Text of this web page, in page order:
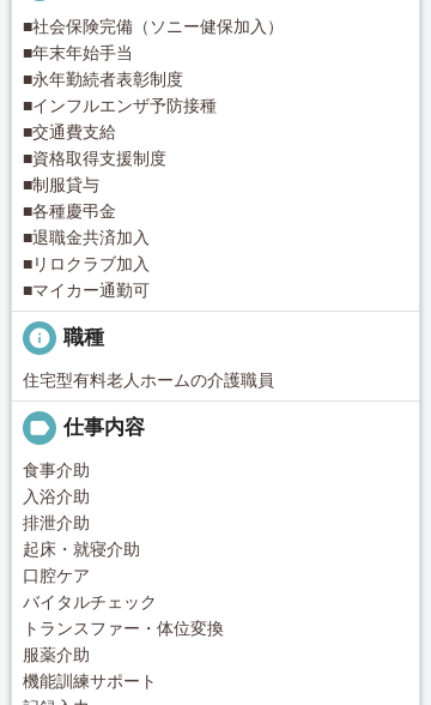
■社会保険完備（ソニー健保加入）
■年末年始手当
■永年勤続者表彰制度
■インフルエンザ予防接種
■交通費支給
■資格取得支援制度
■制服貸与
■各種慶弔金
■退職金共済加入
■リロクラブ加入
■マイカー通勤可
info 職種
住宅型有料老人ホームの介護職員
label 仕事内容
食事介助
入浴介助
排泄介助
起床・就寝介助
口腔ケア
バイタルチェック
トランスファー・体位変換
服薬介助
機能訓練サポート